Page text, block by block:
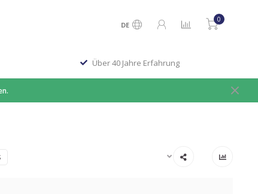
DE
0
Über 40 Jahre Erfahrung